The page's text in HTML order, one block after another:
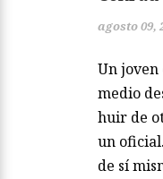
agosto 09,
Un
medio
huir de
un
de sí